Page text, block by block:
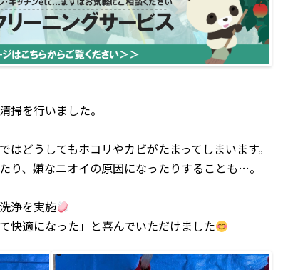
掃を行いました。
どうしてもホコリやカビがたまってしまいます。
り、嫌なニオイの原因になったりすることも…。
浄を実施
快適になった」と喜んでいただけました